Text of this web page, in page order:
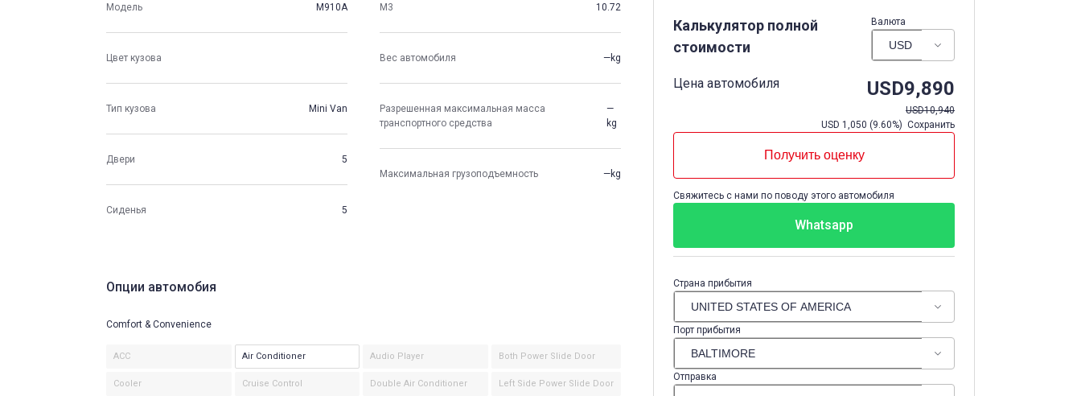
Калькулятор полной
стоимости
Валюта
Цена автомобиля USD9,890
USD10,940
USD 1,050 (9.60%) Сохранить
Получить оценку
Свяжитесь с нами по поводу этого автомобиля
Whatsapp
Страна прибытия
Порт прибытия
Отправка
Модель M910A
Цвет кузова
Тип кузова Mini Van
Двери 5
Сиденья 5
М3 10.72
Вес автомобиля —kg
Разрешенная максимальная масса
транспортного средства
—
kg
Максимальная грузоподъемность —kg
Опции автомобия
Comfort & Convenience
ACC Air Conditioner Audio Player Both Power Slide Door
Cooler Cruise Control Double Air Conditioner Left Side Power Slide Door